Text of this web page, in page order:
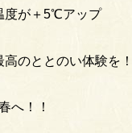
度が＋5℃アップ
高のととのい体験を
へ！！